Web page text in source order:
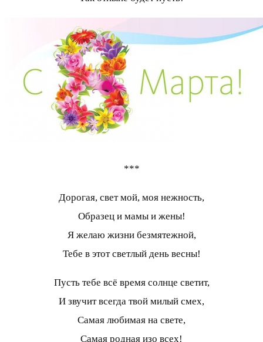
***
Дорогая, свет мой, моя нежность,
Образец и мамы и жены!
Я желаю жизни безмятежной,
Тебе в этот светлый день весны!
Пусть тебе всё время солнце светит,
И звучит всегда твой милый смех,
Самая любимая на свете,
Самая родная изо всех!